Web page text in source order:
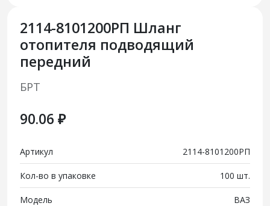
2114-8101200РП Шланг
отопителя подводящий
передний
БРТ
90.06 ₽
Артикул 2114-8101200РП
Кол-во в упаковке 100 шт.
Модель ВАЗ